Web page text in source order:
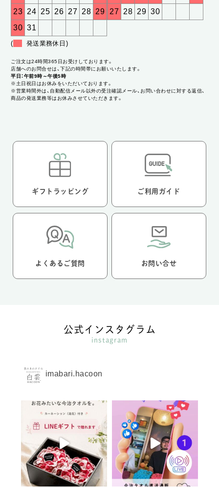
23 24 25 26 27 28 29
30 31
27 28 29 30
( 発送業務休日)
ご注文は24時間365日お受けしております。
店舗へのお問合せは、下記の時間帯にお願いいたします。
平日：午前9時～午後5時
※土日祝日はお休みをいただいております。
※営業時間外は、自動配信メール以外の受注確認メール、お問い合わせに対する返信、
商品の発送業務等はお休みさせていただきます。
ギフトラッピング ご利用ガイド
よくあるご質問 お問い合せ
公式インスタグラム
instagram
imabari.hacoon